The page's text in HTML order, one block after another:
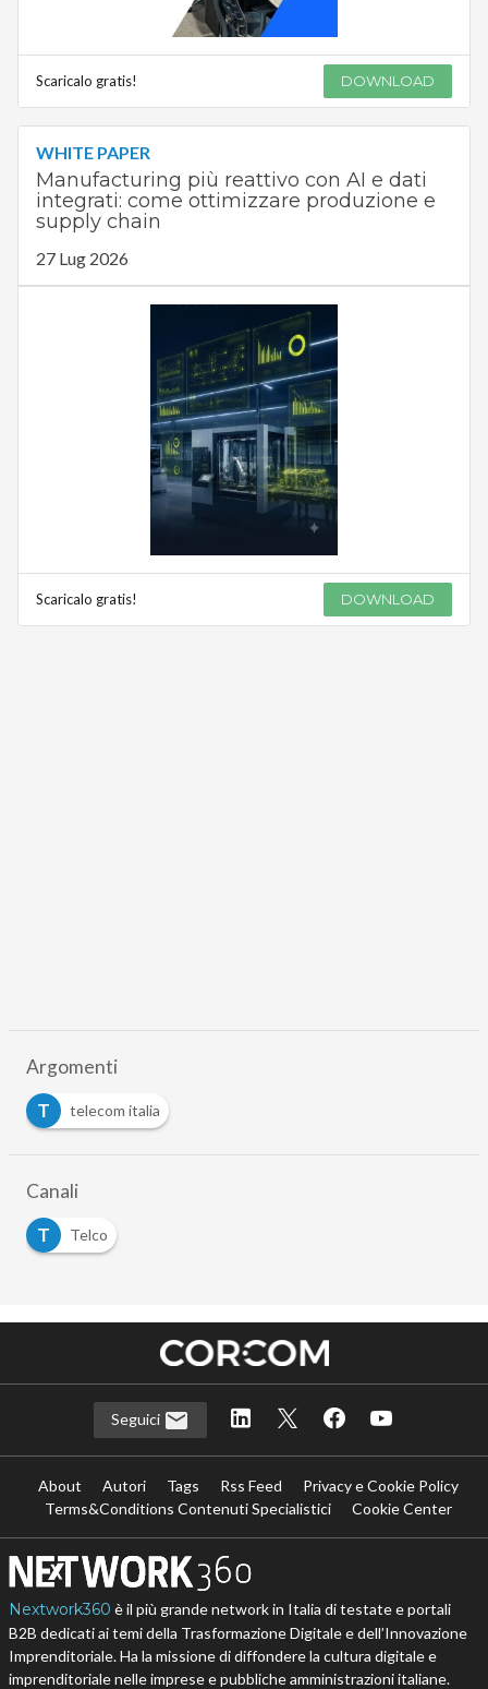
Scaricalo gratis! DOWNLOAD
WHITE PAPER
Manufacturing più reattivo con AI e dati
integrati: come ottimizzare produzione e
supply chain
27 Lug 2026
Scaricalo gratis! DOWNLOAD
Argomenti
T
telecom italia
Canali
T
Telco
Seguici
About Autori Tags Rss Feed
Privacy e Cookie Policy
Terms&Conditions Contenuti Specialistici
Cookie Center
Nextwork360 è il più grande network in Italia di testate e portali
B2B dedicati ai temi della Trasformazione Digitale e dell’Innovazione
Imprenditoriale. Ha la missione di diffondere la cultura digitale e
imprenditoriale nelle imprese e pubbliche amministrazioni italiane.